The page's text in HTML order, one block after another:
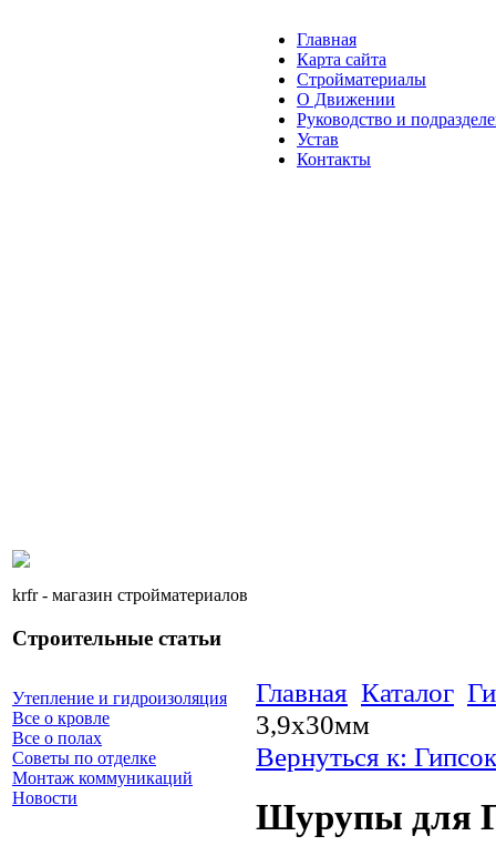
krfr - магазин стройматериалов
Строительные статьи
Утепление и гидроизоляция
Все о кровле
Все о полах
Советы по отделке
Монтаж коммуникаций
Новости
Главная
Карта сайта
Стройматериалы
О Движении
Руководство и
Устав
Контакты
Главная Каталог
3,9х30мм
Вернуться к:
Шурупы для